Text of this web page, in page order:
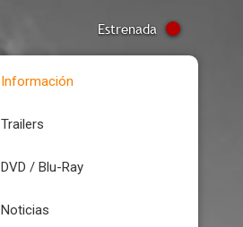
Estrenada
Información
Trailers
DVD / Blu-Ray
Noticias